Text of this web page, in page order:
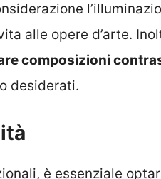
alle opere d’arte.
composizioni
desiderati.
è essenziale